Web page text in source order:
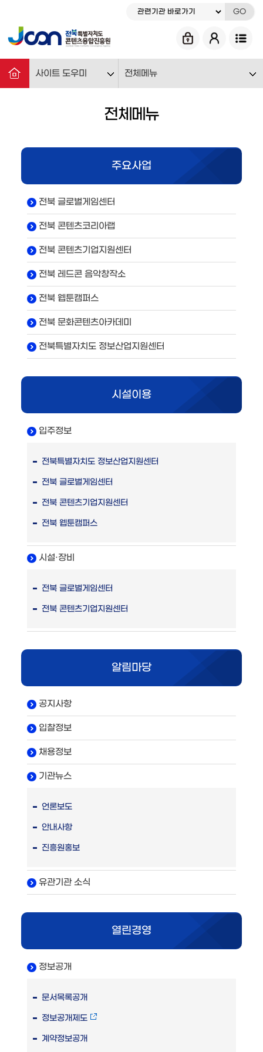
GO
사이트 도우미 전체메뉴
전체메뉴
주요사업
전북 글로벌게임센터
전북 콘텐츠코리아랩
전북 콘텐츠기업지원센터
전북 레드콘 음악창작소
전북 웹툰캠퍼스
전북 문화콘텐츠아카데미
전북특별자치도 정보산업지원센터
시설이용
입주정보
전북특별자치도 정보산업지원센터
전북 글로벌게임센터
전북 콘텐츠기업지원센터
전북 웹툰캠퍼스
시설·장비
전북 글로벌게임센터
전북 콘텐츠기업지원센터
알림마당
공지사항
입찰정보
채용정보
기관뉴스
언론보도
안내사항
진흥원홍보
유관기관 소식
열린경영
정보공개
문서목록공개
정보공개제도
계약정보공개